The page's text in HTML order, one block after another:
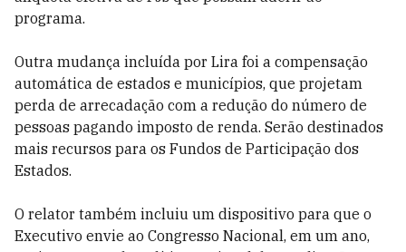
programa.
Outra mudança incluída por Lira foi a compensação
automática de estados e municípios, que projetam
perda de arrecadação com a redução do número de
pessoas pagando imposto de renda. Serão destinados
mais recursos para os Fundos de Participação dos
Estados.
O relator também incluiu um dispositivo para que o
Executivo envie ao Congresso Nacional, em um ano,